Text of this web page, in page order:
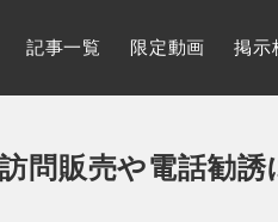
記事一覧 限定動画 掲示
問販売や電話勧